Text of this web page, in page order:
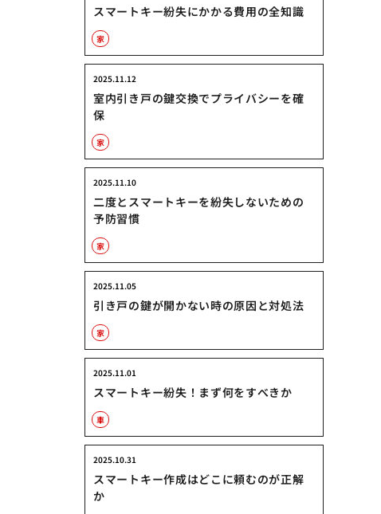
スマートキー紛失にかかる費用の全知識
家
室内引き戸の鍵交換でプライバシーを確
保
2025.11.12
家
二度とスマートキーを紛失しないための
予防習慣
2025.11.10
家
引き戸の鍵が開かない時の原因と対処法
2025.11.05
家
スマートキー紛失！まず何をすべきか
2025.11.01
車
スマートキー作成はどこに頼むのが正解
か
2025.10.31